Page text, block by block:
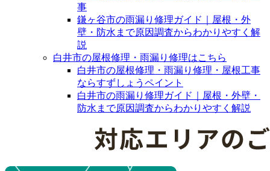
事
鎌ヶ谷市の雨漏り修理ガイド｜屋根・外
壁・防水まで原因調査からわかりやすく解
説
白井市の屋根修理・雨漏り修理はこちら
白井市の屋根修理・雨漏り修理・屋根工事
ならすずしょうペイント
白井市の雨漏り修理ガイド｜屋根・外壁・
防水まで原因調査からわかりやすく解説